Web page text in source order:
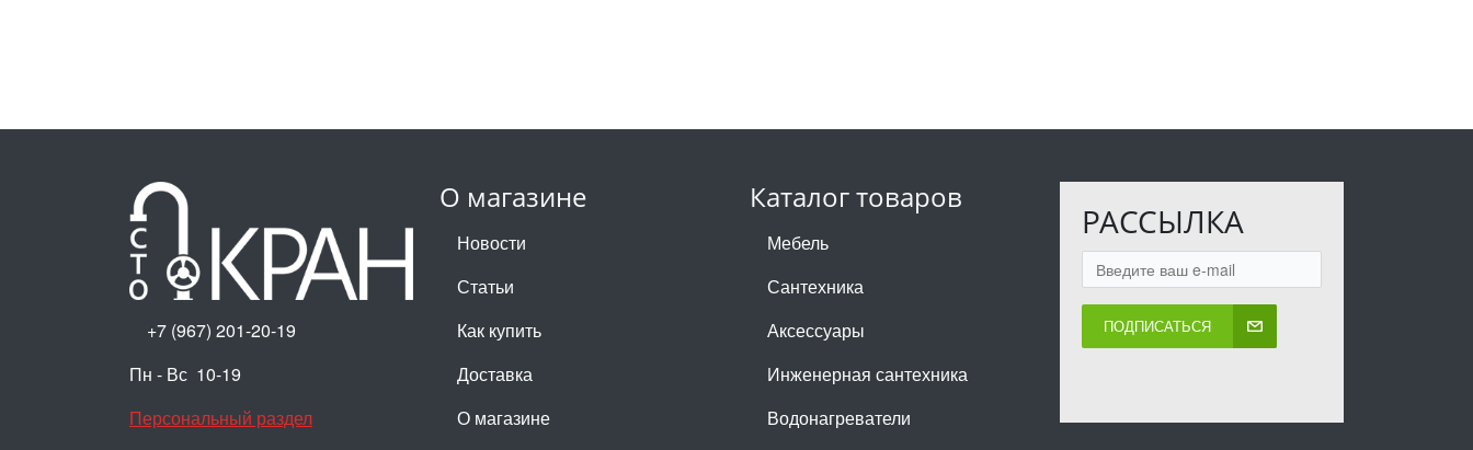
О магазине
Новости
Статьи
Как купить
Доставка
О магазине
Каталог товаров
Мебель
Сантехника
Аксессуары
Инженерная сантехника
Водонагреватели
РАССЫЛКА
ПОДПИСАТЬСЯ
+7 (967) 201-20-19
Пн - Вс 10-19
Персональный раздел